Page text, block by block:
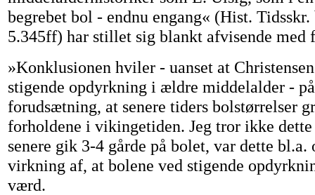
begrebet bol - endnu engang« (Hist. Tidsskr.
5.345ff) har stillet sig blankt afvisende med
»Konklusionen hviler - uanset at
stigende opdyrkning i ældre middelalder -
forudsætning, at senere tiders bolstørrelser
forholdene i vikingetiden. Jeg tror ikke
senere gik 3-4 gårde på bolet, var dette bl.a.
virkning af, at bolene ved stigende
værd.